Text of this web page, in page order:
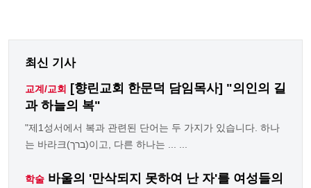
최신 기사
교계/교회
[향린교회 한문덕 담임목사] "의인의 길
과 하늘의 복"
"제1성서에서 복과 관련된 단어는 두 가지가 있습니다. 하나
는 바라크(ברך)이고, 다른 하나는 ... ...
학술 바울의 '만삭되지 못하여 난 자'를 여성들의